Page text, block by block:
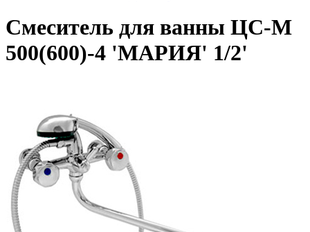
Смеситель для ванны ЦС-М
500(600)-4 'МАРИЯ' 1/2'